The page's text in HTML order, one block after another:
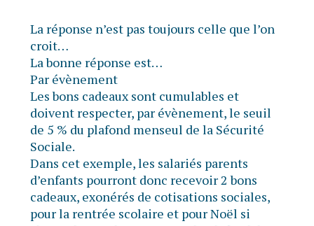
La réponse n’est pas toujours celle que l’on
croit…
La bonne réponse est…
Par évènement
Les bons cadeaux sont cumulables et
doivent respecter, par évènement, le seuil
de 5 % du plafond menseul de la Sécurité
Sociale.
Dans cet exemple, les salariés parents
d’enfants pourront donc recevoir 2 bons
cadeaux, exonérés de cotisations sociales,
pour la rentrée scolaire et pour Noël si